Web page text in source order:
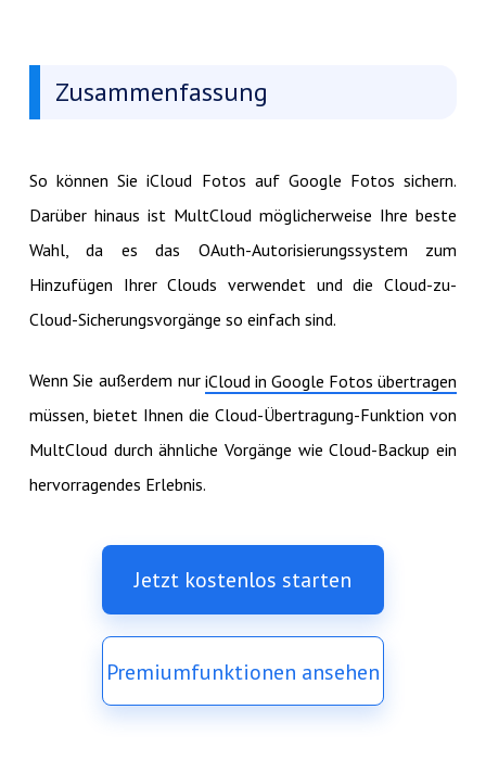
Zusammenfassung
So können Sie iCloud Fotos auf Google Fotos sichern.
Darüber hinaus ist MultCloud möglicherweise Ihre beste
Wahl, da es das OAuth-Autorisierungssystem zum
Hinzufügen Ihrer Clouds verwendet und die Cloud-zu-
Cloud-Sicherungsvorgänge so einfach sind.
Wenn Sie außerdem nuriCloud in Google Fotos übertragen
müssen, bietet Ihnen die Cloud-Übertragung-Funktion von
MultCloud durch ähnliche Vorgänge wie Cloud-Backup ein
hervorragendes Erlebnis.
Jetzt kostenlos starten
Premiumfunktionen ansehen